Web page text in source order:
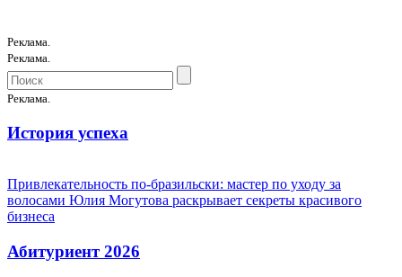
Реклама.
Реклама.
Реклама.
История успеха
Привлекательность по-бразильски: мастер по уходу за
волосами Юлия Могутова раскрывает секреты красивого
бизнеса
Абитуриент 2026